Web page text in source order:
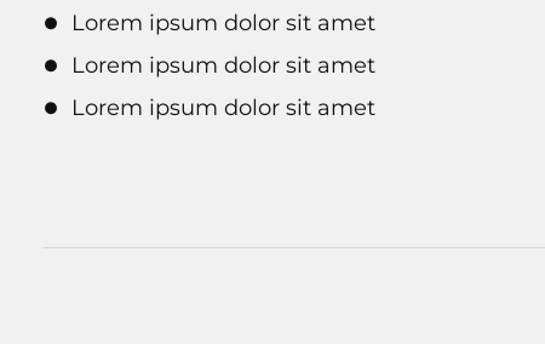
Lorem ipsum dolor sit amet
Lorem ipsum dolor sit amet
Lorem ipsum dolor sit amet